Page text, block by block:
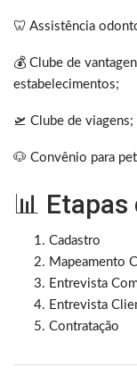
🦷 Assistência
💰 Clube de
estabelecimentos;
🛫 Clube de viagens;
🐶 Convênio para
📊
Cadastro
Mapeamento
Entrevista
Entrevista
Contratação